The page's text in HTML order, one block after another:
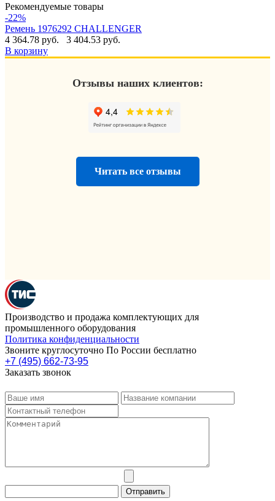
Рекомендуемые товары
-22%
Ремень 1976292 CHALLENGER
4 364.78 руб.
3 404.53 руб.
В корзину
Отзывы наших клиентов:
Читать все отзывы
Производство и продажа комплектующих для
промышленного оборудования
Политика конфиденциальности
Звоните круглосуточно По России бесплатно
+7 (495) 662-73-95
Заказать звонок